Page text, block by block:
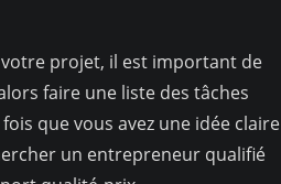
projet, il est important de
faire une liste des tâches
que vous avez une idée claire
un entrepreneur qualifié